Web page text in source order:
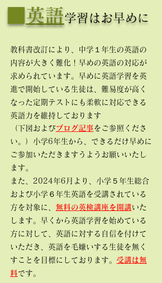
​■英語学習は ​お早めに
教科書改訂により、中学１年生の英語の
内容が大きく難化！早めの英語の対応が
求められています。早めに英語学習を英
進で開始している生徒は、難易度が高く
なった定期テストにも柔軟に対応できる
英語力を維持しておりま す
（下図およびブログ記事 をご参照くださ
い。）小学6年生から、できるだけ早めに
ご参加いただきますうようお願いいたし
ます。
また、2024年6月より、小学５年生総合
および小学６年生英語を受講されている
方を対象に、 無料の英検講座を開講 いた
します。早くから英語学習を始めている
方に対して、英語に対する自信を付けて
いただき、英語を毛嫌いする生徒を無く
すことを目標にしております。 受講は無
料です。